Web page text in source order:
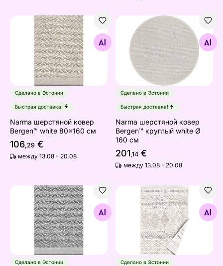
Narma шерстяной ковeр Bergen™ white 80x160 см
Найдите похожие
Сделано в Эстонии
Быстрая доставка!
Narma шерстяной ковeр
Bergen™ white 80x160 см
106,29 €
между 13.08 - 20.08
Narma шерстяной ковeр
Найдите похожие
Сделано в Эстонии
Быстрая доставка!
Narma шерстяной ковeр
Bergen™ круглый white Ø
160 см
201,14 €
между 13.08 - 20.08
Narma шерстяной ковeр Bergen™ grey 80x160 см
Найдите похожие
Сделано в Эстонии
Ковер Narma
Найдите похожие
Сделано в Эстонии